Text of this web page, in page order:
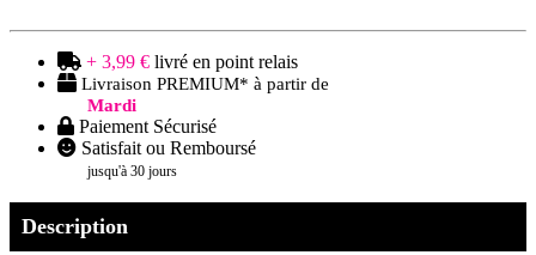
+ 3,99 € livré en point relais
Livraison PREMIUM* à partir de
Mardi
Paiement Sécurisé
Satisfait ou Remboursé
jusqu'à 30 jours
Description